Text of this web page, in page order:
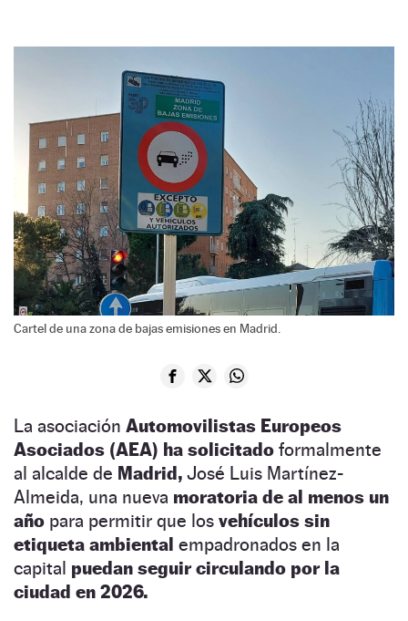
Cartel de una zona de bajas emisiones en Madrid.
La asociación Automovilistas Europeos
Asociados (AEA) ha solicitado formalmente
al alcalde de Madrid, José Luis Martínez-
Almeida, una nueva moratoria de al menos un
año para permitir que los vehículos sin
etiqueta ambiental empadronados en la
capital puedan seguir circulando por la
ciudad en 2026.